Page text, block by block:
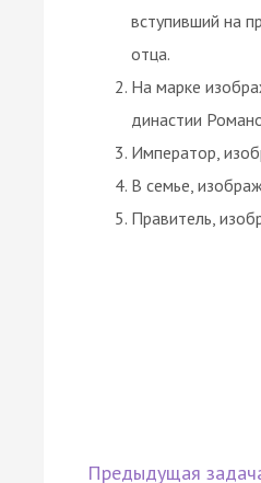
вступивший на
отца.
На марке
династии
Император,
В семье,
Правитель,
Предыдущая